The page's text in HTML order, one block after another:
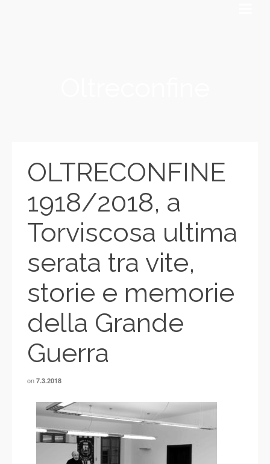
OLTRECONFINE
1918/2018, a
Torviscosa ultima
serata tra vite,
storie e memorie
della Grande
Guerra
on 7.3.2018